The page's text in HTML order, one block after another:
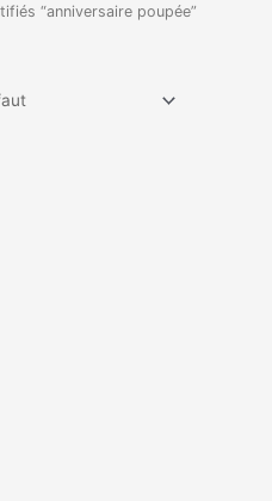
“anniversaire poupée”